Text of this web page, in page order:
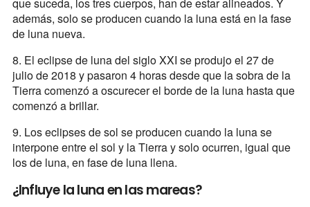
además, solo se producen cuando la luna está en la fase
de luna nueva.
8. El eclipse de luna del siglo XXI se produjo el 27 de
julio de 2018 y pasaron 4 horas desde que la sobra de la
Tierra comenzó a oscurecer el borde de la luna hasta que
comenzó a brillar.
9. Los eclipses de sol se producen cuando la luna se
interpone entre el sol y la Tierra y solo ocurren, igual que
los de luna, en fase de luna llena.
¿Influye la luna en las mareas?